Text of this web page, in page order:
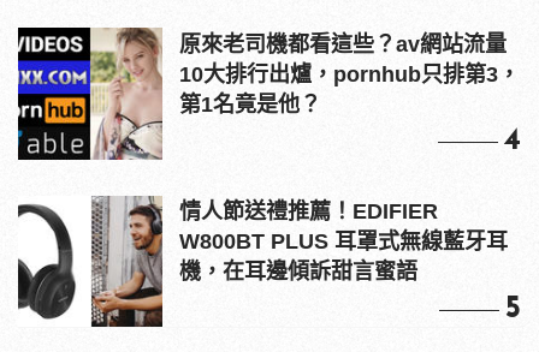
原來老司機都看這些？av網站流量
10大排行出爐，pornhub只排第3，
第1名竟是他？
4
情人節送禮推薦！EDIFIER
W800BT PLUS 耳罩式無線藍牙耳
機，在耳邊傾訴甜言蜜語
5